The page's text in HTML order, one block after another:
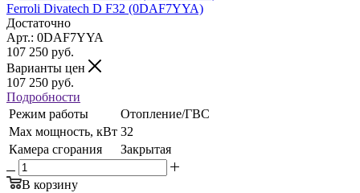
Ferroli Divatech D F32 (0DAF7YYA)
Достаточно
Арт.: 0DAF7YYA
107 250 руб.
Варианты цен
107 250 руб.
Подробности
Режим работы
Отопление/ГВС
Max мощность, кВт 32
Камера сгорания
Закрытая
В корзину